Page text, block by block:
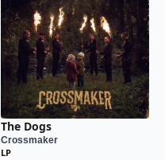
The Dogs
Crossmaker
LP